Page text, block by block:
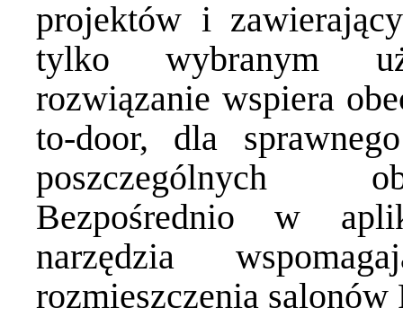
projektów i
tylko wybranym
rozwiązanie wspiera
to-door, dla
poszczególnych
Bezpośrednio w
narzędzia
rozmieszczenia salonów